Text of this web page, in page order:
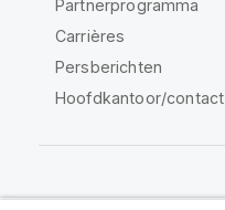
Partnerprogramma
Carrières
Persberichten
Hoofdkantoor/contact